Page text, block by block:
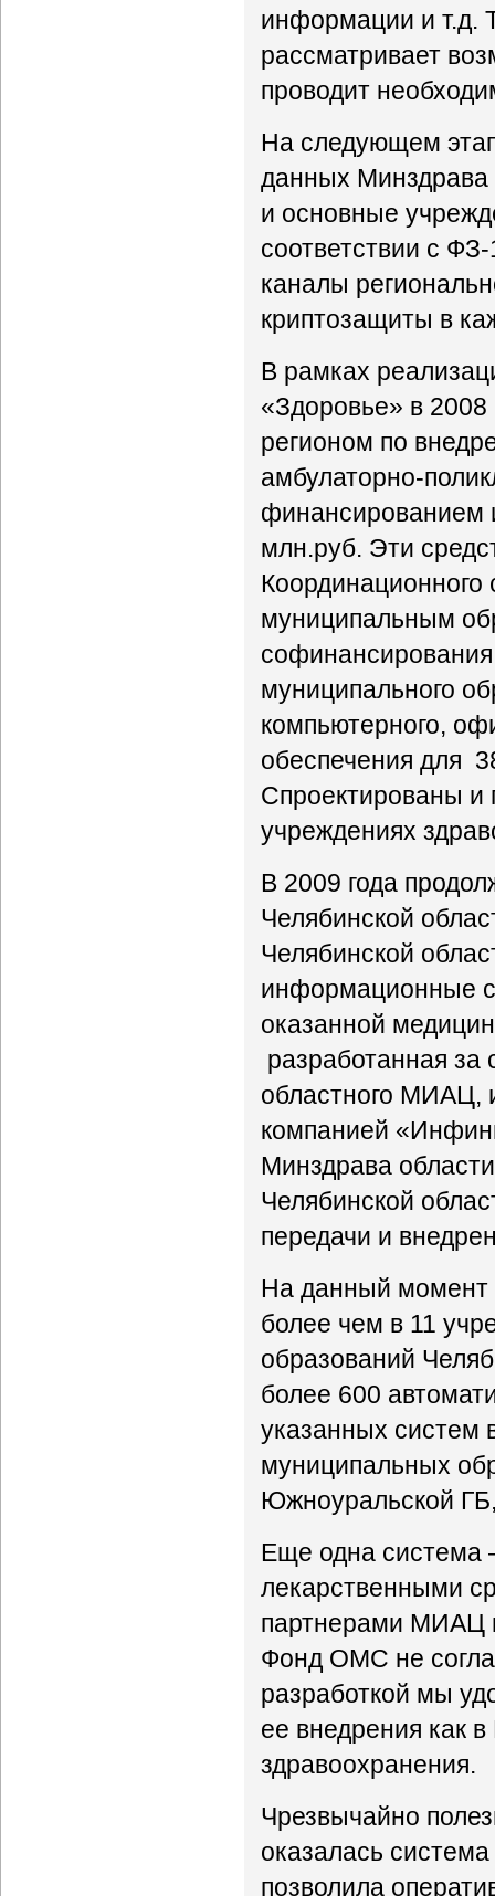
информации и т.д.
рассматривает
проводит
На следующем
данных Минздрава
и основные
соответствии с
каналы
криптозащиты в
В рамках
«Здоровье» в 2008
регионом по
амбулаторно-
финансированием
млн.руб. Эти
муниципальным
муниципального
компьютерного,
обеспечения для
Спроектированы и
учреждениях
В 2009 года
Челябинской
Челябинской
информационные
оказанной
разработанная за
областного МИАЦ,
компанией
Минздрава
Челябинской
передачи и
На данный момент
более чем в 11
образований
более 600
указанных систем
муниципальных
Южноуральской
Еще одна система
лекарственными
партнерами МИАЦ
Фонд ОМС не
разработкой мы
ее внедрения как
здравоохранения.
Чрезвычайно
оказалась
позволила